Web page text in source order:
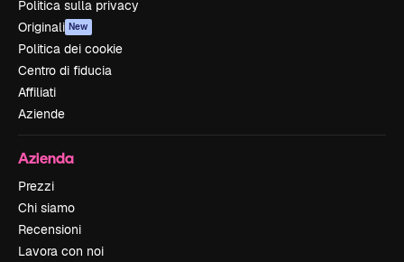
Politica sulla privacy
Originali New
Politica dei cookie
Centro di fiducia
Affiliati
Aziende
Azienda
Prezzi
Chi siamo
Recensioni
Lavora con noi